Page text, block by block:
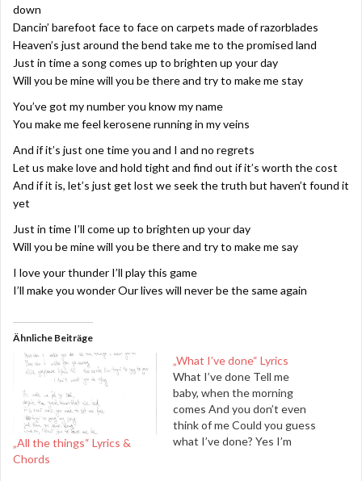
down
Dancin’ barefoot face to face on carpets made of razorblades
Heaven’s just around the bend take me to the promised land
Just in time a song comes up to brighten up your day
Will you be mine will you be there and try to make me stay
You’ve got my number you know my name
You make me feel kerosene running in my veins
And if it’s just one time you and I and no regrets
Let us make love and hold tight and find out if it’s worth the cost
And if it is, let’s just get lost we seek the truth but haven’t found it
yet
Just in time I’ll come up to brighten up your day
Will you be mine will you be there and try to make me say
I love your thunder I’ll play this game
I’ll make you wonder Our lives will never be the same again
Ähnliche Beiträge
„All the things“ Lyrics &
Chords
„What I’ve done“ Lyrics
What I’ve done Tell me
baby, when the morning
comes And you don’t even
think of me Could you guess
what I’ve done? Yes I’m